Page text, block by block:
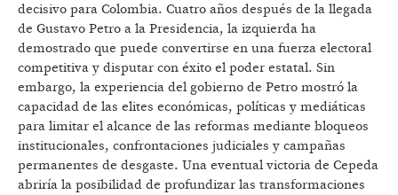
decisivo para Colombia. Cuatro años después de la llegada
de Gustavo Petro a la Presidencia, la izquierda ha
demostrado que puede convertirse en una fuerza electoral
competitiva y disputar con éxito el poder estatal. Sin
embargo, la experiencia del gobierno de Petro mostró la
capacidad de las elites económicas, políticas y mediáticas
para limitar el alcance de las reformas mediante bloqueos
institucionales, confrontaciones judiciales y campañas
permanentes de desgaste. Una eventual victoria de Cepeda
abriría la posibilidad de profundizar las transformaciones